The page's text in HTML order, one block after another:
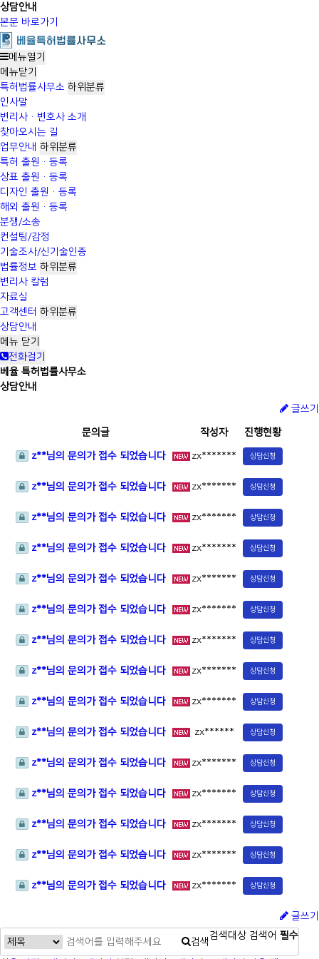
상담안내
본문 바로가기
메뉴열기
메뉴닫기
특허법률사무소 하위분류
인사말
변리사·변호사 소개
찾아오시는 길
업무안내 하위분류
특허 출원·등록
상표 출원·등록
디자인 출원·등록
해외 출원·등록
분쟁/소송
컨설팅/감정
기술조사/신기술인증
법률정보 하위분류
변리사 칼럼
자료실
고객센터 하위분류
상담안내
메뉴 닫기
전화걸기
베율 특허법률사무소
상담안내
글쓰기
문의글 작성자 진행현황
z**님의 문의가 접수 되었습니다 zx******* 상담신청
z**님의 문의가 접수 되었습니다 zx******* 상담신청
z**님의 문의가 접수 되었습니다 zx******* 상담신청
z**님의 문의가 접수 되었습니다 zx******* 상담신청
z**님의 문의가 접수 되었습니다 zx******* 상담신청
z**님의 문의가 접수 되었습니다 zx******* 상담신청
z**님의 문의가 접수 되었습니다 zx******* 상담신청
z**님의 문의가 접수 되었습니다 zx******* 상담신청
z**님의 문의가 접수 되었습니다 zx******* 상담신청
z**님의 문의가 접수 되었습니다 zx****** 상담신청
z**님의 문의가 접수 되었습니다 zx******* 상담신청
z**님의 문의가 접수 되었습니다 zx******* 상담신청
z**님의 문의가 접수 되었습니다 zx******* 상담신청
z**님의 문의가 접수 되었습니다 zx******* 상담신청
z**님의 문의가 접수 되었습니다 zx******* 상담신청
글쓰기
검색대상 검색어 필수
검색